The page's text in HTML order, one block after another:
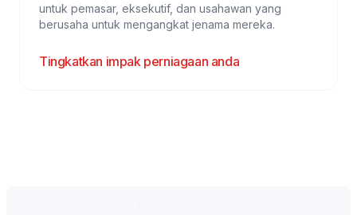
untuk pemasar, eksekutif, dan usahawan yang
berusaha untuk mengangkat jenama mereka.
Tingkatkan impak perniagaan anda